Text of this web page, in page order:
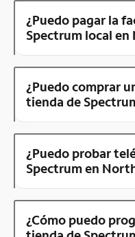
¿Puedo pagar la
Spectrum local
¿Puedo comprar
tienda de
¿Puedo probar
Spectrum en
¿Cómo puedo